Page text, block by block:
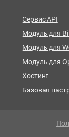
Сервис API
Модуль для
Модуль для
Модуль для
Хостинг
Базовая